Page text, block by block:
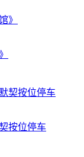
按位停车